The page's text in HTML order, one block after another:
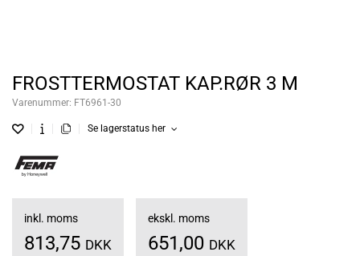
FROSTTERMOSTAT KAP.RØR 3 M
Varenummer: FT6961-30
Se lagerstatus her
inkl. moms
813,75 DKK
ekskl. moms
651,00 DKK